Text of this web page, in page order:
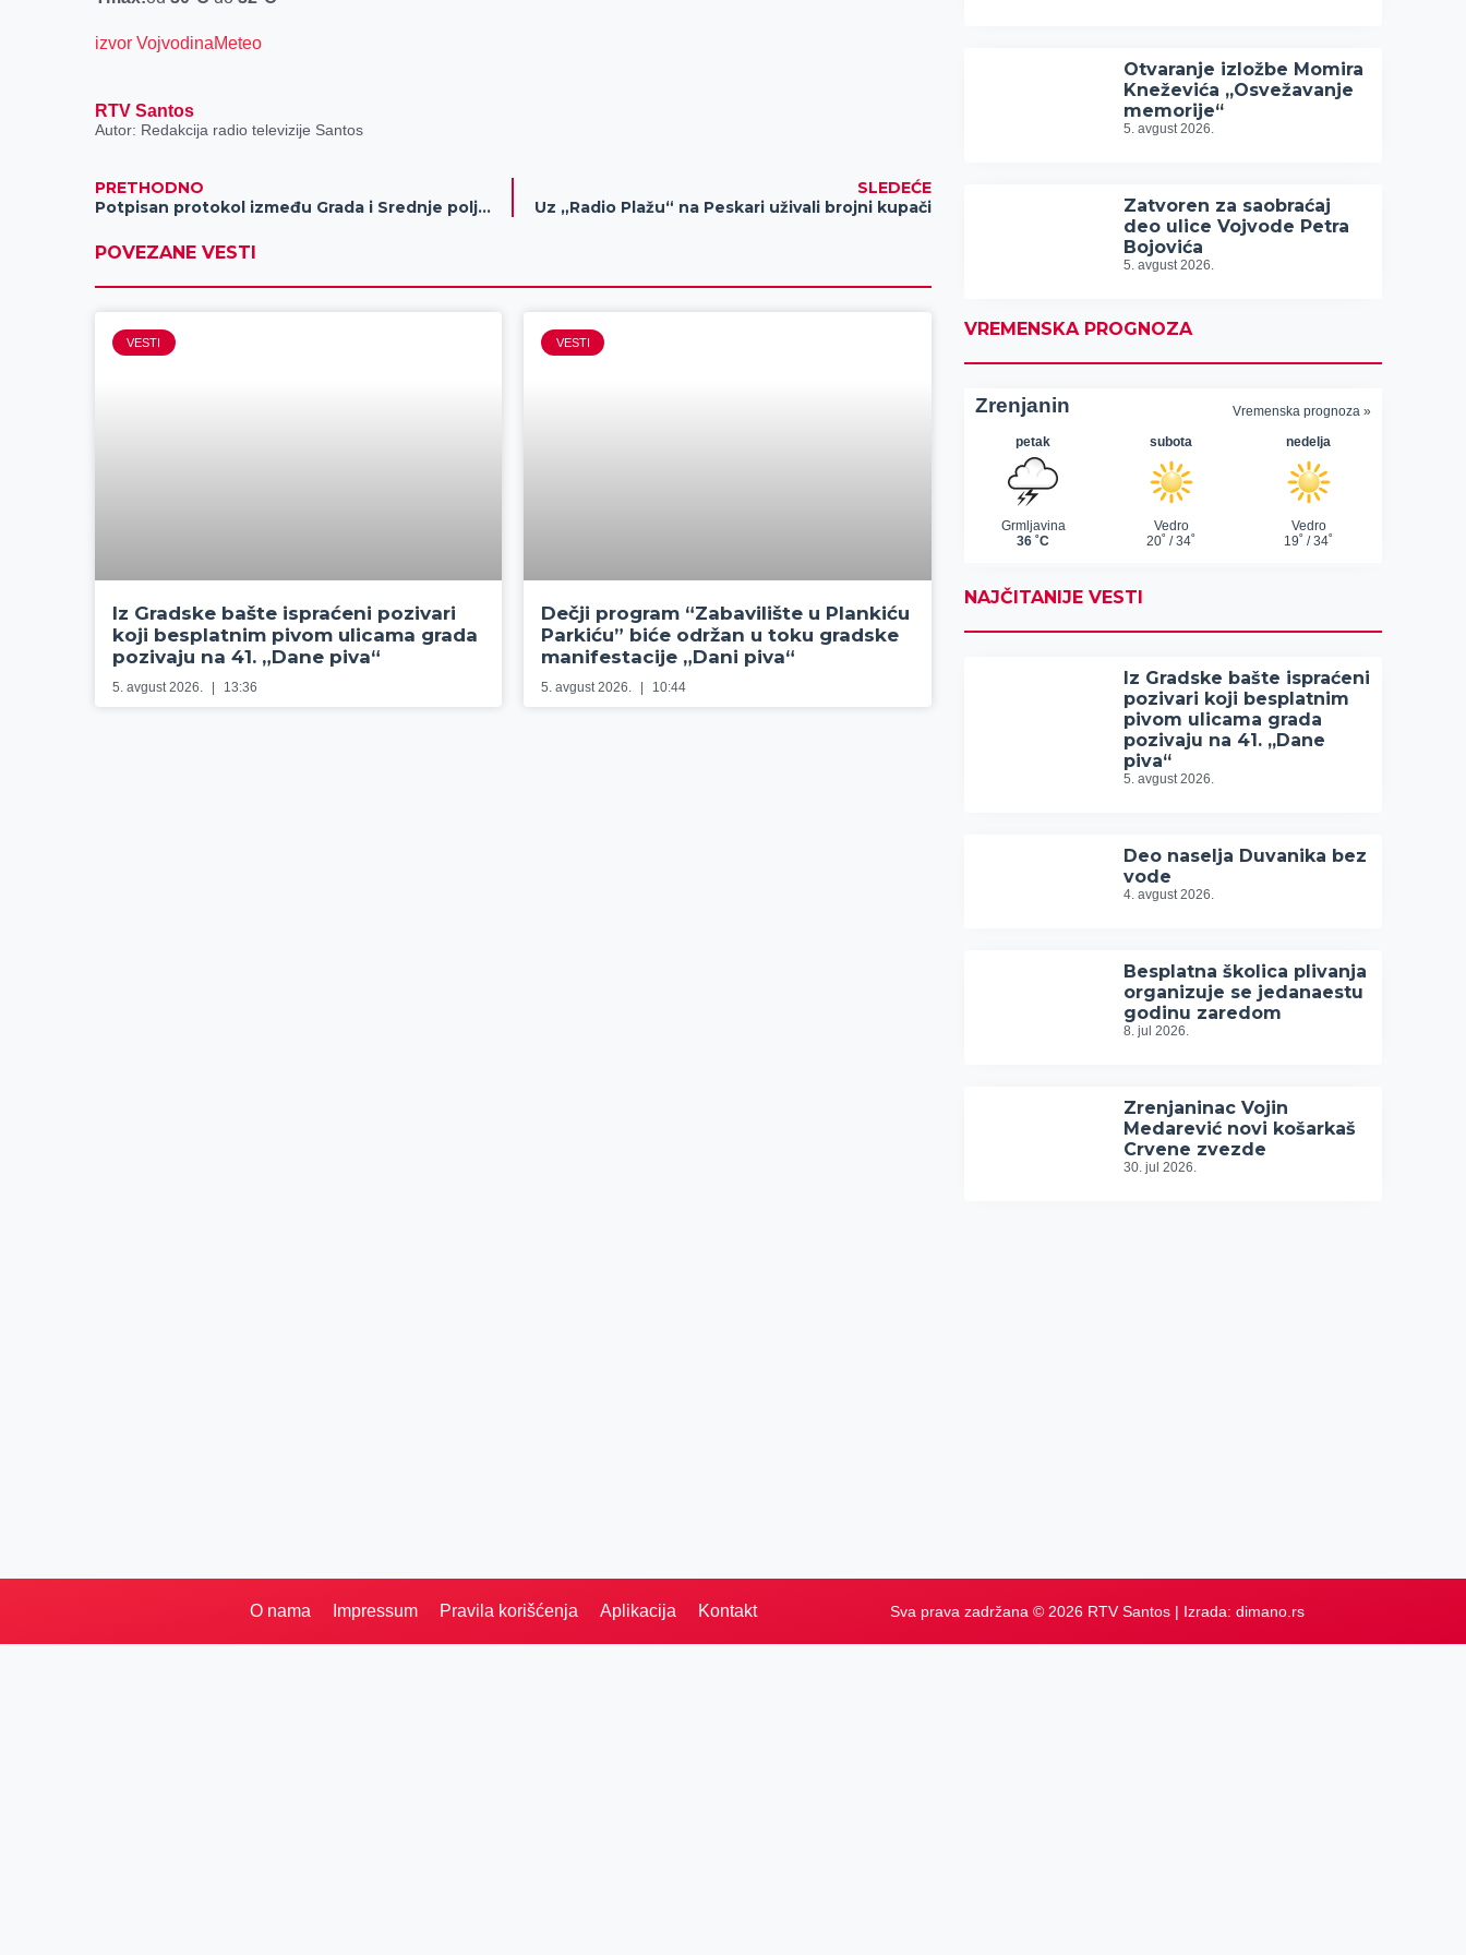
izvor VojvodinaMeteo
RTV Santos
Autor: Redakcija radio televizije Santos
PRETHODNO
Potpisan protokol između Grada i Srednje poljoporivredne škole – vrednost 100 000 evra
SLEDEĆE
Uz „Radio Plažu“ na Peskari uživali brojni kupači
POVEZANE VESTI
VESTI
Iz Gradske bašte ispraćeni pozivari
koji besplatnim pivom ulicama grada
pozivaju na 41. „Dane piva“
5. avgust 2026. 13:36
VESTI
Dečji program “Zabavilište u Plankiću
Parkiću” biće održan u toku gradske
manifestacije „Dani piva“
5. avgust 2026. 10:44
Otvaranje izložbe Momira
Kneževića „Osvežavanje
memorije“
5. avgust 2026.
Zatvoren za saobraćaj
deo ulice Vojvode Petra
Bojovića
5. avgust 2026.
VREMENSKA PROGNOZA
NAJČITANIJE VESTI
Iz Gradske bašte ispraćeni
pozivari koji besplatnim
pivom ulicama grada
pozivaju na 41. „Dane
piva“
5. avgust 2026.
Deo naselja Duvanika bez
vode
4. avgust 2026.
Besplatna školica plivanja
organizuje se jedanaestu
godinu zaredom
8. jul 2026.
Zrenjaninac Vojin
Medarević novi košarkaš
Crvene zvezde
30. jul 2026.
O nama Impressum Pravila korišćenja Aplikacija Kontakt Sva prava zadržana © 2026 RTV Santos | Izrada: dimano.rs